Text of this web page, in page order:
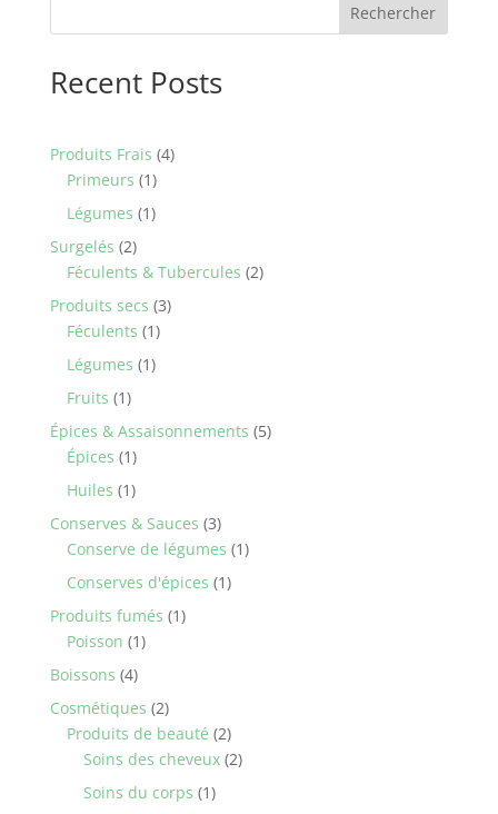
Rechercher
Recent Posts
Produits Frais 44
Primeurs 11
product
Légumes 11
Surgelés 22
products
Féculents & Tubercules 22
Produits secs 33
Féculents 11
product
Légumes 11
Fruits 11
product
Épices & Assaisonnements 55
Épices 11
product
Huiles 11
product
Conserves & Sauces 33
products
Conserve de légumes 11
Conserves d'épices 11
Produits fumés 11
Poisson 11
Boissons 44
products
Cosmétiques 22
products
Produits de beauté 22
products
Soins des cheveux 22
Soins du corps 11